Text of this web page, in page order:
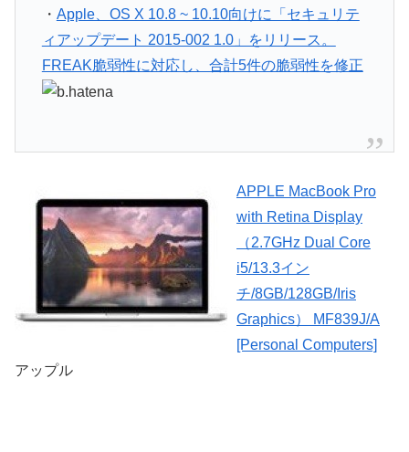
・ Apple、OS X 10.8 ~ 10.10向けに「セキュリテ
ィアップデート 2015-002 1.0」をリリース。
FREAK脆弱性に対応し、合計5件の脆弱性を修正
APPLE MacBook Pro
with Retina Display
（2.7GHz Dual Core
i5/13.3イン
チ/8GB/128GB/Iris
Graphics） MF839J/A
[Personal Computers]
アップル